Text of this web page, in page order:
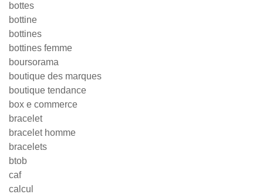
bottes
bottine
bottines
bottines femme
boursorama
boutique des marques
boutique tendance
box e commerce
bracelet
bracelet homme
bracelets
btob
caf
calcul